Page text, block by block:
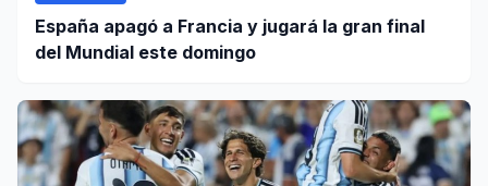
España apagó a Francia y jugará la gran final
del Mundial este domingo